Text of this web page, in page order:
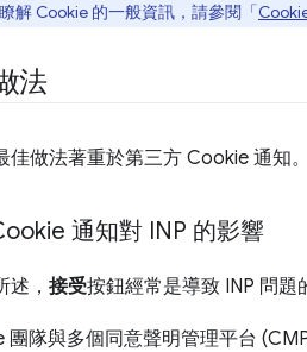
解 Cookie 的一般資訊，請參閱「
法
佳做法著重於第三方 Cookie 通知
通知對 INP 的影響
述， 接受按鈕經常是導致 INP 問題
團隊與多個同意聲明管理平台